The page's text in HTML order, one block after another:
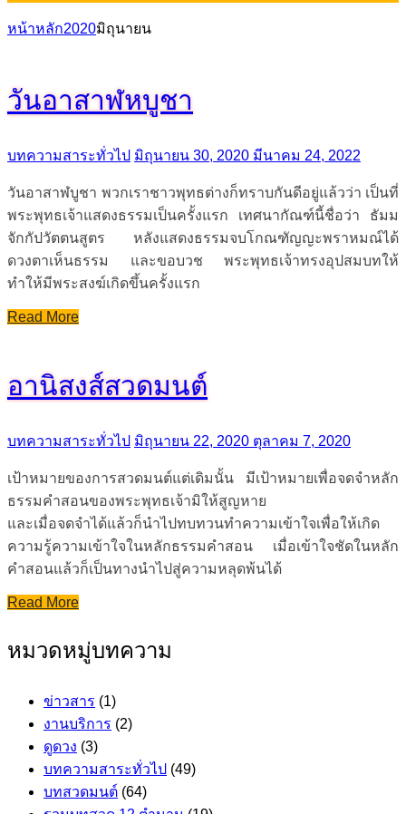
หน้าหลัก2020มิถุนายน
วันอาสาฬหบูชา
บทความสาระทั่วไป มิถุนายน 30, 2020 มีนาคม 24, 2022
วันอาสาฬบูชา พวกเราชาวพุทธต่างก็ทราบกันดีอยู่แล้วว่า เป็นที่
พระพุทธเจ้าแสดงธรรมเป็นครั้งแรก เทศนากัณฑ์นี้ชื่อว่า ธัมม
จักกัปวัตตนสูตร หลังแสดงธรรมจบโกณฑัญญะพราหมณ์ได้
ดวงตาเห็นธรรม และขอบวช พระพุทธเจ้าทรงอุปสมบทให้
ทำให้มีพระสงฆ์เกิดขึ้นครั้งแรก
Read More
อานิสงส์สวดมนต์
บทความสาระทั่วไป มิถุนายน 22, 2020 ตุลาคม 7, 2020
เป้าหมายของการสวดมนต์แต่เดิมนั้น มีเป้าหมายเพื่อจดจำหลัก
ธรรมคำสอนของพระพุทธเจ้ามิให้สูญหาย
และเมื่อจดจำได้แล้วก็นำไปทบทวนทำความเข้าใจเพื่อให้เกิด
ความรู้ความเข้าใจในหลักธรรมคำสอน เมื่อเข้าใจชัดในหลัก
คำสอนแล้วก็เป็นทางนำไปสู่ความหลุดพ้นได้
Read More
หมวดหมู่บทความ
ข่าวสาร (1)
งานบริการ (2)
ดูดวง (3)
บทความสาระทั่วไป (49)
บทสวดมนต์ (64)